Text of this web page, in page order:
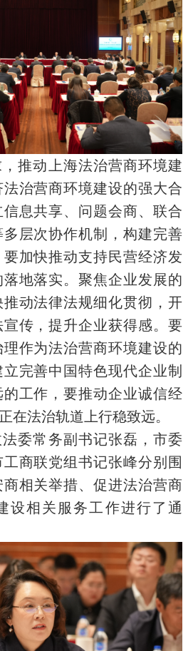
推动上海法治营商环境建
治营商环境建设的强大合
息共享、问题会商、联合
层次协作机制，构建完善
加快推动支持民营经济发
地落实。聚焦企业发展的
动法律法规细化贯彻，开
传，提升企业获得感。要
作为法治营商环境建设的
完善中国特色现代企业制
工作，要推动企业诚信经
在法治轨道上行稳致远。
委常务副书记张磊，市委
商联党组书记张峰分别围
相关举措、促进法治营商
设相关服务工作进行了通